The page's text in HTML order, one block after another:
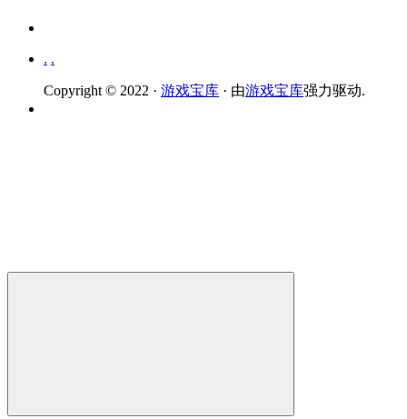
. .
Copyright © 2022 · 游戏宝库 · 由游戏宝库强力驱动.